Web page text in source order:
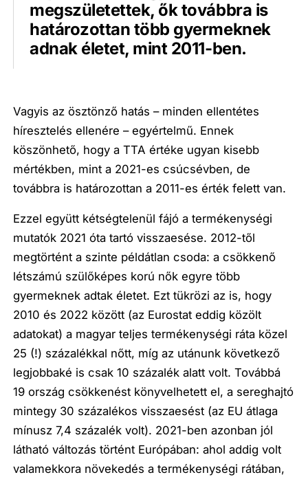
megszületettek, ők továbbra is
határozottan több gyermeknek
adnak életet, mint 2011-ben.
Vagyis az ösztönző hatás – minden ellentétes
híresztelés ellenére – egyértelmű. Ennek
köszönhető, hogy a TTA értéke ugyan kisebb
mértékben, mint a 2021-es csúcsévben, de
továbbra is határozottan a 2011-es érték felett van.
Ezzel együtt kétségtelenül fájó a termékenységi
mutatók 2021 óta tartó visszaesése. 2012-től
megtörtént a szinte példátlan csoda: a csökkenő
létszámú szülőképes korú nők egyre több
gyermeknek adtak életet. Ezt tükrözi az is, hogy
2010 és 2022 között (az Eurostat eddig közölt
adatokat) a magyar teljes termékenységi ráta közel
25 (!) százalékkal nőtt, míg az utánunk következő
legjobbaké is csak 10 százalék alatt volt. Továbbá
19 ország csökkenést könyvelhetett el, a sereghajtó
mintegy 30 százalékos visszaesést (az EU átlaga
mínusz 7,4 százalék volt). 2021-ben azonban jól
látható változás történt Európában: ahol addig volt
valamekkora növekedés a termékenységi rátában,